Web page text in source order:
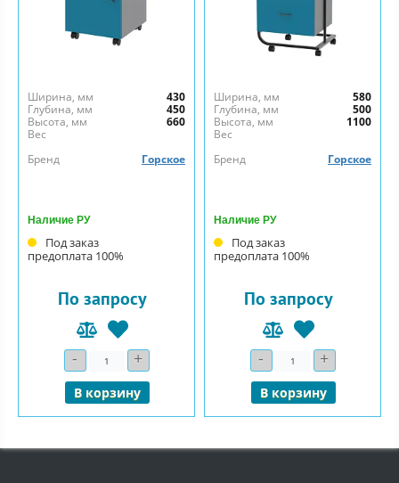
Ширина, мм
430
Глубина, мм
450
Высота, мм
660
Вес
Бренд
Горское
Наличие РУ
Под заказ
предоплата 100%
По запросу
- Количество+
В корзину
Ширина, мм
580
Глубина, мм
500
Высота, мм
1100
Вес
Бренд
Горское
Наличие РУ
Под заказ
предоплата 100%
По запросу
- Количество+
В корзину